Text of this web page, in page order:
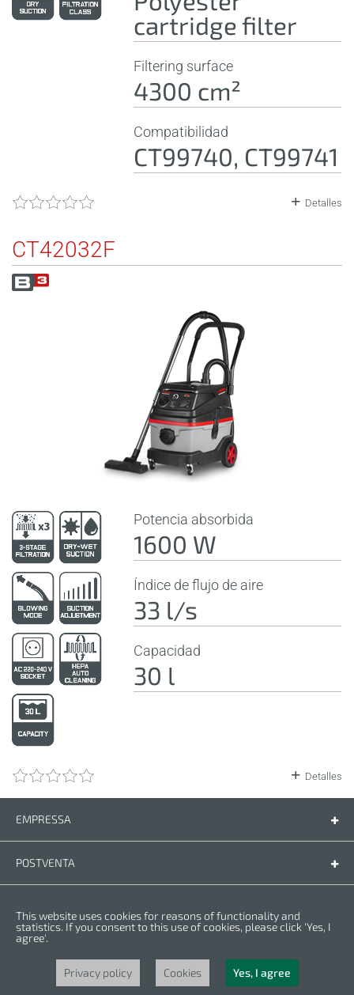
cartridge filter
Filtering surface
4300 cm²
Compatibilidad
CT99740, CT99741
Detalles
CT42032F
Potencia absorbida
1600 W
Índice de flujo de aire
33 l/s
Capacidad
30 l
Detalles
EMPRESSA
POSTVENTA
Condiciones de la garantia
Politica de privacidad
Cookies
Copyright © 2025 CROWN. Todos los derechos reservados. CROWN es una
marca registrada. | CROWN es parte de Merit Link group.
This website uses cookies for reasons of functionality and
statistics. If you consent to this use of cookies, please click 'Yes, I
agree'.
Privacy policy Cookies Yes, I agree